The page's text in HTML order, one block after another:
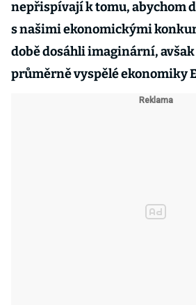
nepřispívají k tomu, abychom
s našimi ekonomickými
době dosáhli imaginární,
průměrně vyspělé ekonomiky